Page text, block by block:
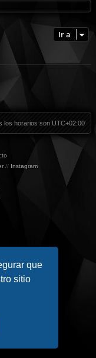
que
sitio
Ir a
los horarios son UTC+02:00
// Instagram